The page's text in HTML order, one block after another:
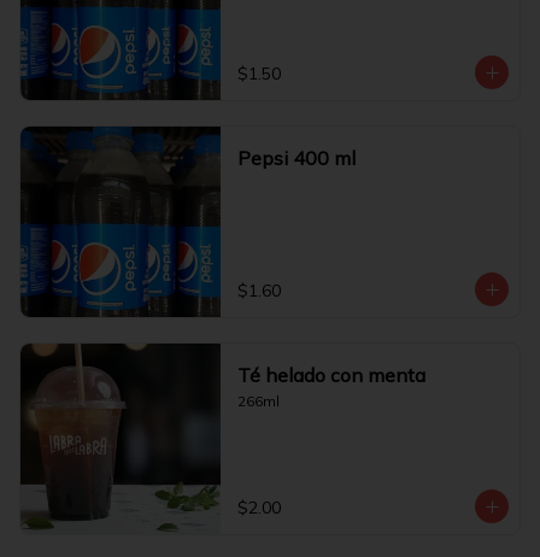
$1.50
Pepsi 400 ml
$1.60
Té helado con menta
266ml
$2.00